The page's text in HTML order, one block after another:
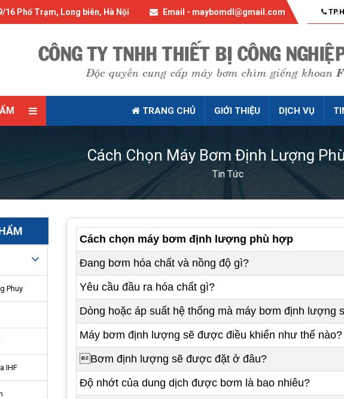
16 Phố Trạm, Long biên, Hà Nội Email - maybomdl@gmail.com
TRANG CHỦ GIỚI THIỆU DỊCH VỤ
Cách Chọn Máy Bơm Định Lượng
Tin Tức
Phuy
IHF
Cách chọn máy bơm định lượng phù hợp
Đang bơm hóa chất và nồng độ gì?
Yêu cầu đầu ra hóa chất gì?
Dòng hoặc áp suất hệ thống mà máy bơm định lượng
Máy bơm định lượng sẽ được điều khiển như thế nào?
Bơm định lượng sẽ được đặt ở đâu?
Độ nhớt của dung dịch được bơm là bao nhiêu?